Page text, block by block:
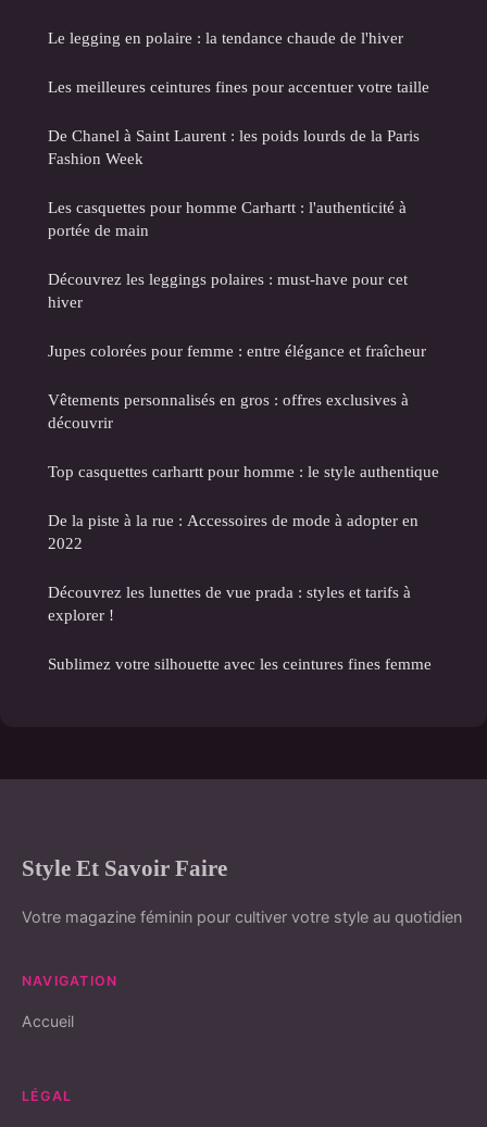
Le legging en polaire : la tendance chaude de l'hiver
Les meilleures ceintures fines pour accentuer votre taille
De Chanel à Saint Laurent : les poids lourds de la Paris
Fashion Week
Les casquettes pour homme Carhartt : l'authenticité à
portée de main
Découvrez les leggings polaires : must-have pour cet
hiver
Jupes colorées pour femme : entre élégance et fraîcheur
Vêtements personnalisés en gros : offres exclusives à
découvrir
Top casquettes carhartt pour homme : le style authentique
De la piste à la rue : Accessoires de mode à adopter en
2022
Découvrez les lunettes de vue prada : styles et tarifs à
explorer !
Sublimez votre silhouette avec les ceintures fines femme
Style Et Savoir Faire
Votre magazine féminin pour cultiver votre style au quotidien
NAVIGATION
Accueil
LÉGAL